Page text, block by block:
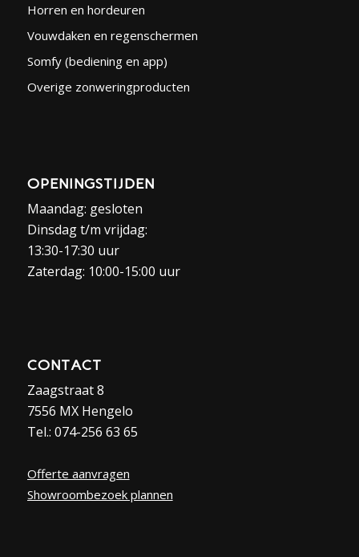
Horren en hordeuren
Vouwdaken en regenschermen
Somfy (bediening en app)
Overige zonweringproducten
OPENINGSTIJDEN
Maandag: gesloten
Dinsdag t/m vrijdag:
13:30-17:30 uur
Zaterdag: 10:00-15:00 uur
CONTACT
Zaagstraat 8
7556 MX Hengelo
Tel.: 074-256 63 65
Offerte aanvragen
Showroombezoek plannen